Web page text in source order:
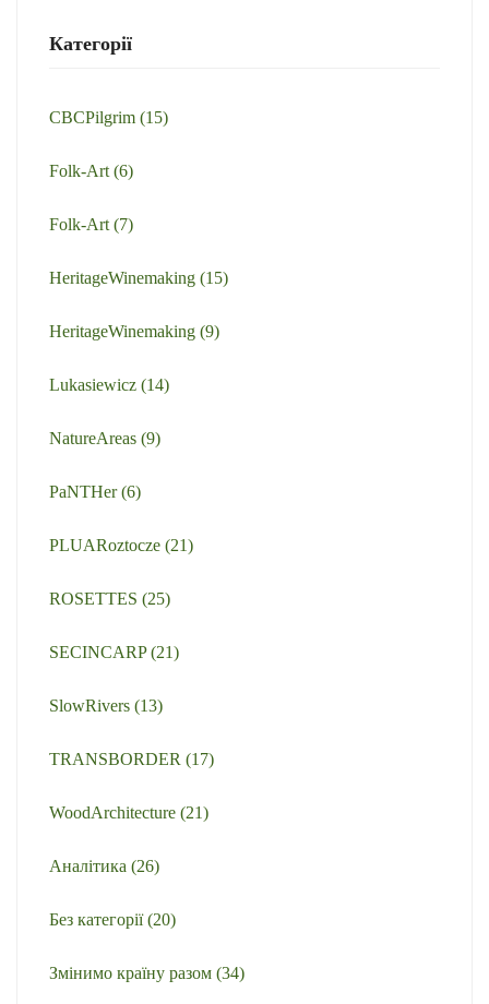
Категорії
CBCPilgrim (15)
Folk-Art (6)
Folk-Art (7)
HeritageWinemaking (15)
HeritageWinemaking (9)
Lukasiewicz (14)
NatureAreas (9)
PaNTHer(6)
PLUARoztocze (21)
ROSETTES (25)
SECINCARP(21)
SlowRivers (13)
TRANSBORDER (17)
WoodArchitecture (21)
Аналітика (26)
Без категорії(20)
Змінимо країну разом (34)